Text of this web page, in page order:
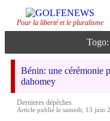
Pour la liberté et le pluralisme
Bénin: une cérémonie
dahomey
Dernieres dépêches
Article publié le samedi, 13 juin